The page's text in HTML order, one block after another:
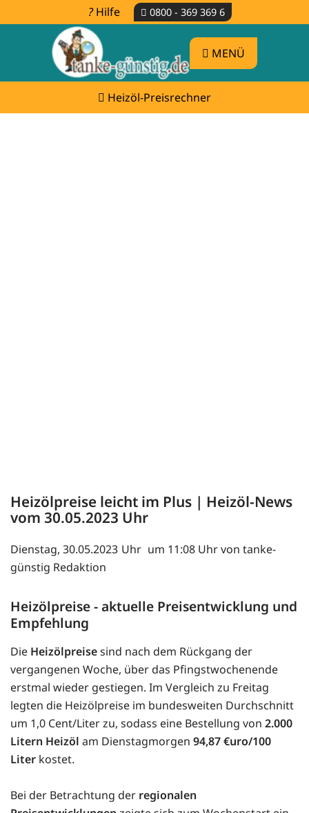
Hilfe 0800 - 369 369 6
MENÜ
Heizöl-Preisrechner
Heizölpreise leicht im Plus | Heizöl-News
vom 30.05.2023
Dienstag, 30.05.2023
um 11:08 Uhr von tanke-
günstig Redaktion
Heizölpreise - aktuelle Preisentwicklung und
Empfehlung
Die Heizölpreisesind nach dem Rückgang der
vergangenen Woche, über das Pfingstwochenende
erstmal wieder gestiegen. Im Vergleich zu Freitag
legten die Heizölpreise im bundesweiten Durchschnitt
um 1,0 Cent/Liter zu, sodass eine Bestellung von 2.000
Litern Heizöl am Dienstagmorgen 94,87 €uro/100
Liter kostet.
Bei der Betrachtung der regionalen